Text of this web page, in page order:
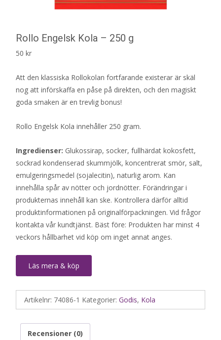
Rollo Engelsk Kola – 250 g
50 kr
Att den klassiska Rollokolan fortfarande existerar är skäl
nog att införskaffa en påse på direkten, och den magiskt
goda smaken är en trevlig bonus!
Rollo Engelsk Kola innehåller 250 gram.
Ingredienser: Glukossirap, socker, fullhärdat kokosfett,
sockrad kondenserad skummjölk, koncentrerat smör, salt,
emulgeringsmedel (sojalecitin), naturlig arom. Kan
innehålla spår av nötter och jordnötter. Förändringar i
produkternas innehåll kan ske. Kontrollera därför alltid
produktinformationen på originalförpackningen. Vid frågor
kontakta vår kundtjänst. Bäst före: Produkten har minst 4
veckors hållbarhet vid köp om inget annat anges.
Läs mera & köp
Artikelnr: 74086-1 Kategorier: Godis, Kola
Recensioner (0)